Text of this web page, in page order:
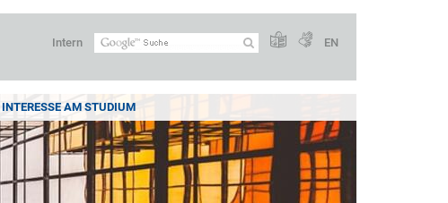
Intern EN
INTERESSE AM STUDIUM